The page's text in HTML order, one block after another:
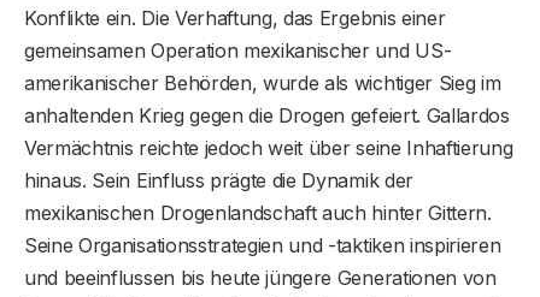
Konflikte ein. Die Verhaftung, das Ergebnis einer
gemeinsamen Operation mexikanischer und US-
amerikanischer Behörden, wurde als wichtiger Sieg im
anhaltenden Krieg gegen die Drogen gefeiert. Gallardos
Vermächtnis reichte jedoch weit über seine Inhaftierung
hinaus. Sein Einfluss prägte die Dynamik der
mexikanischen Drogenlandschaft auch hinter Gittern.
Seine Organisationsstrategien und -taktiken inspirieren
und beeinflussen bis heute jüngere Generationen von